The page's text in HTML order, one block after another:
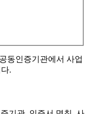
동인증기관에서 사업
.